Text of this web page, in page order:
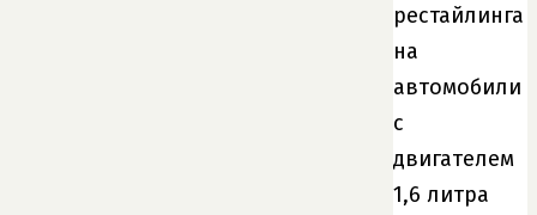
рестайлинга
на
автомобили
с
двигателем
1,6 литра